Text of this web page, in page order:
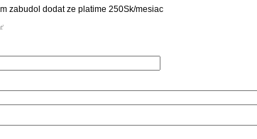
zabudol dodat ze platime 250Sk/mesiac